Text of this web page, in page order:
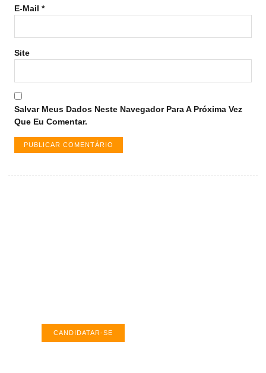
E-Mail *
Site
Salvar Meus Dados Neste Navegador Para A Próxima Vez
Que Eu Comentar.
CANDIDATAR-SE